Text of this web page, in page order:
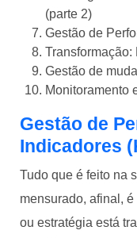
(parte 2)
Gestão de
Transformação:
Gestão de
Monitoramento
Gestão de
Indicadores
Tudo que é feito na
mensurado, afinal,
ou estratégia está